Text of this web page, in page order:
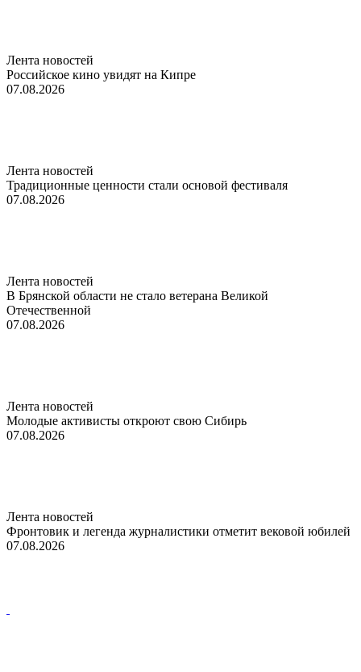
Лента новостей
Российское кино увидят на Кипре
07.08.2026
Лента новостей
Традиционные ценности стали основой фестиваля
07.08.2026
Лента новостей
В Брянской области не стало ветерана Великой
Отечественной
07.08.2026
Лента новостей
Молодые активисты откроют свою Сибирь
07.08.2026
Лента новостей
Фронтовик и легенда журналистики отметит вековой юбилей
07.08.2026